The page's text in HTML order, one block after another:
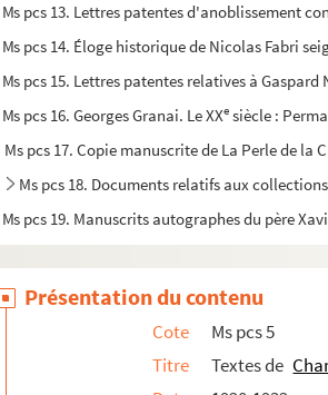
Ms pcs 13. Lettres patentes d'anoblissement
Ms pcs 14. Éloge historique de Nicolas Fabri
Ms pcs 15. Lettres patentes relatives à
Ms pcs 16. Georges Granai. Le XXe siècle :
Ms pcs 17. Copie manuscrite de La Perle de la
Ms pcs 18. Documents relatifs aux
Ms pcs 19. Manuscrits autographes du père
Ms pcs 21. Lettre de Paul Arène à Laffont
Ms pcs 22. Lettre de Jean Aicard à un
Ms pcs 23. Lettre du vicomte d'Arlincourt à un
Présentation du contenu
Cote
Ms pcs 5
Titre
Textes de